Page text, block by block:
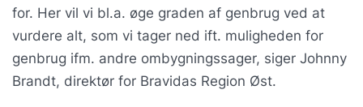
for. Her vil vi bl.a. øge graden af genbrug ved at
vurdere alt, som vi tager ned ift. muligheden for
genbrug ifm. andre ombygningssager, siger Johnny
Brandt, direktør for Bravidas Region Øst.